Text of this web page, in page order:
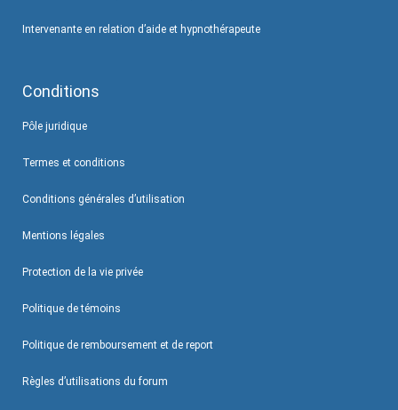
Intervenante en relation d’aide et hypnothérapeute
Conditions
Pôle juridique
Termes et conditions
Conditions générales d’utilisation
Mentions légales
Protection de la vie privée
Politique de témoins
Politique de remboursement et de report
Règles d’utilisations du forum